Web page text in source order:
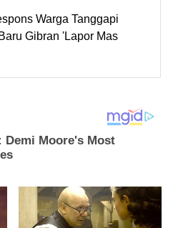
Warga Tanggapi
Gibran 'Lapor Mas